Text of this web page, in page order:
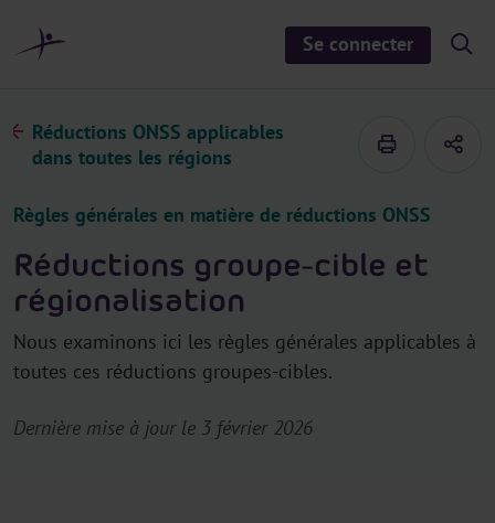
Se connecter
S
i
Réductions ONSS applicables
dans toutes les régions
Règles générales en matière de réductions ONSS
Réductions groupe-cible et
régionalisation
Nous examinons ici les règles générales applicables à
toutes ces réductions groupes-cibles.
Dernière mise à jour le 3 février 2026